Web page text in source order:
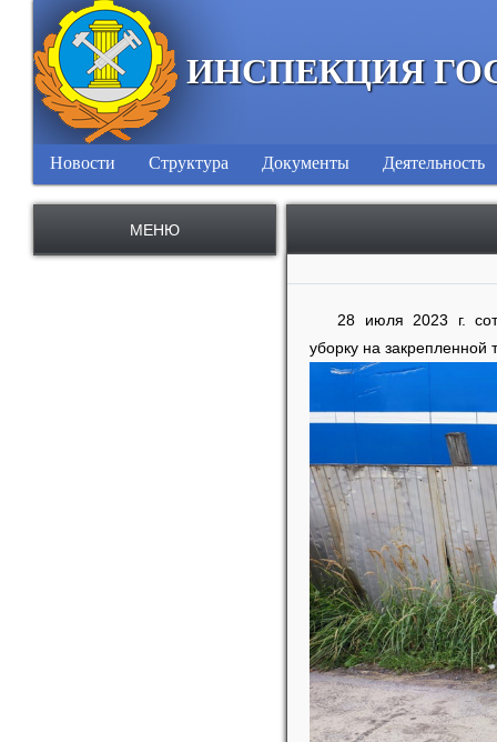
ИНСПЕКЦИЯ
Новости Структура Документы Деятельность
МЕНЮ
28 июля 2023 г.
уборку на закрепленной